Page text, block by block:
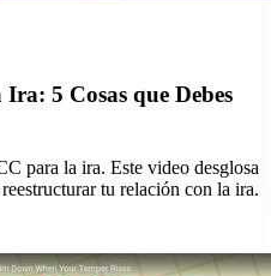
5 Cosas que Debes
para la ira. Este video desglosa
tu relación con la ira.